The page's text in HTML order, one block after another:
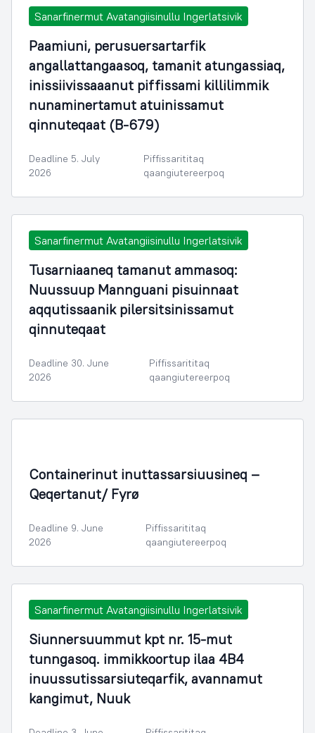
Sanarfinermut Avatangiisinullu Ingerlatsivik
Paamiuni, perusuersartarfik
angallattangaasoq, tamanit atungassiaq,
inissiivissaaanut piffissami killilimmik
nunaminertamut atuinissamut
qinnuteqaat (B-679)
Deadline 5. July
2026
Piffissarititaq
qaangiutereerpoq
Sanarfinermut Avatangiisinullu Ingerlatsivik
Tusarniaaneq tamanut ammasoq:
Nuussuup Mannguani pisuinnaat
aqqutissaanik pilersitsinissamut
qinnuteqaat
Deadline 30. June
2026
Piffissarititaq
qaangiutereerpoq
Containerinut inuttassarsiuusineq –
Qeqertanut/ Fyrø
Deadline 9. June
2026
Piffissarititaq
qaangiutereerpoq
Sanarfinermut Avatangiisinullu Ingerlatsivik
Siunnersuummut kpt nr. 15-mut
tunngasoq. immikkoortup ilaa 4B4
inuussutissarsiuteqarfik, avannamut
kangimut, Nuuk